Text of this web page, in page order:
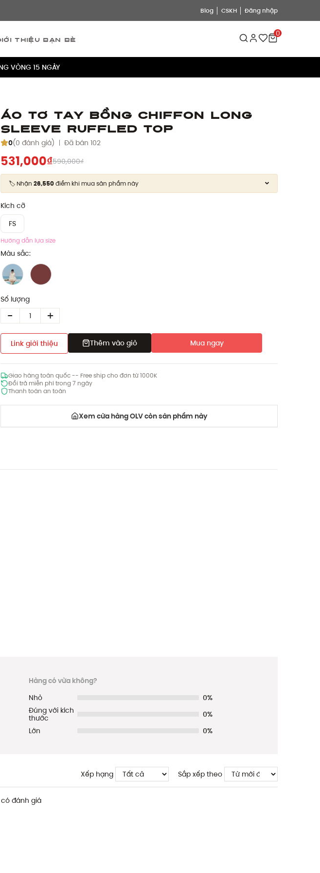
Blog CSKH Đăng nhập
thiệu bạn bè
0
VÒNG 15 NGÀY
MỌI ĐƠN HÀNG
VÒNG 15 NGÀY
ĐƠN HÀNG
Áo tơ tay bồng Chiffon Long
Sleeve Ruffled Top
0(0 đánh giá) Đã bán 102
531,000₫590,000₫
🏷️ Nhận 26,550điểm khi mua sản phẩm này
Kích cỡ
FS
Hướng dẫn lựa size
Màu sắc:
Số lượng
Link giới thiệu Thêm vào giỏ Mua ngay
Giao hàng toàn quốc -- Free ship cho đơn từ 1000K
Đổi trả miễn phí trong 7 ngày
Thanh toán an toàn
Xem cửa hàng OLV còn sản phẩm này
Hàng có vừa không?
Nhỏ
0%
Đúng với kích
thước
0%
Lớn
0%
Xếp hạng Sắp xếp theo
đánh giá